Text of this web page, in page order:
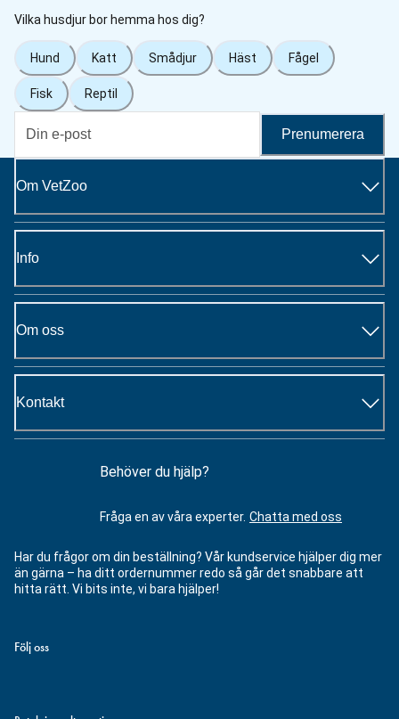
Vilka husdjur bor hemma hos dig?
Hund Katt Smådjur Häst Fågel
Fisk Reptil
Prenumerera
Om VetZoo
Info
Om oss
Kontakt
Behöver du hjälp?
Fråga en av våra experter. Chatta med oss
Har du frågor om din beställning? Vår kundservice hjälper dig mer
än gärna – ha ditt ordernummer redo så går det snabbare att
hitta rätt. Vi bits inte, vi bara hjälper!
Följ oss